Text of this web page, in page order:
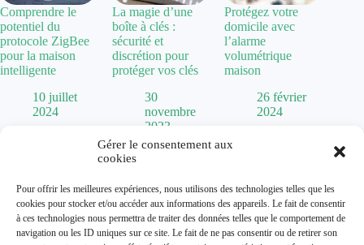
Gérer le consentement aux
cookies
Pour offrir les meilleures expériences, nous utilisons des technologies telles que les
cookies pour stocker et/ou accéder aux informations des appareils. Le fait de consentir
à ces technologies nous permettra de traiter des données telles que le comportement de
navigation ou les ID uniques sur ce site. Le fait de ne pas consentir ou de retirer son
Comprendre le
potentiel du
protocole ZigBee
pour la maison
intelligente
10 juillet
2024
La magie d’une
boîte à clés :
sécurité et
discrétion pour
protéger vos clés
30
novembre
2023
Protégez votre
domicile avec
l’alarme
volumétrique
maison
26 février
2024
Mentions Légales
Plan de site
Contact
À propos